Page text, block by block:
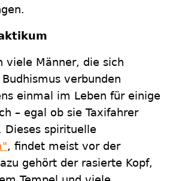
viele Männer, die sich
verbunden
einmal im Leben für einige
– egal ob sie Taxifahrer
Dieses spirituelle
, findet meist vor der
gehört der rasierte Kopf,